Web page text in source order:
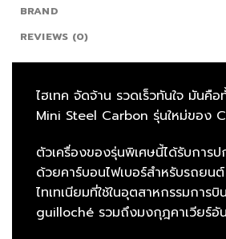
BRAND
REVIEWS (0)
ไฮเทค จัดจ้าน รวดเร็วทันใจ มันคื
Mini Steel Carbon รุ่นใหม่ของ
ตัวเครื่องของรุ่นพิเศษนี้ได้รับการ
ด้วยคาร์บอนไฟเบอร์สำหรับรถยน
ไทเทเนียมที่ใช้ในอุตสาหกรรมการ
guilloché รวมถึงมงกุฎคาเวียร์